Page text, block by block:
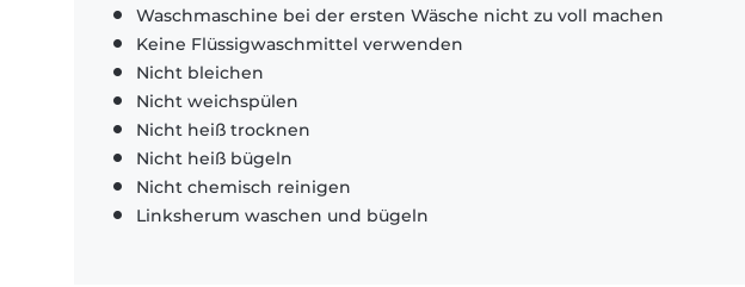
Waschmaschine bei der ersten Wäsche nicht zu voll machen
Keine Flüssigwaschmittel verwenden
Nicht bleichen
Nicht weichspülen
Nicht heiß trocknen
Nicht heiß bügeln
Nicht chemisch reinigen
Linksherum waschen und bügeln